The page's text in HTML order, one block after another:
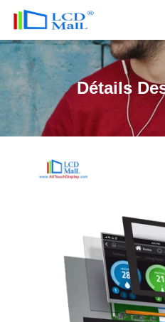
Détails